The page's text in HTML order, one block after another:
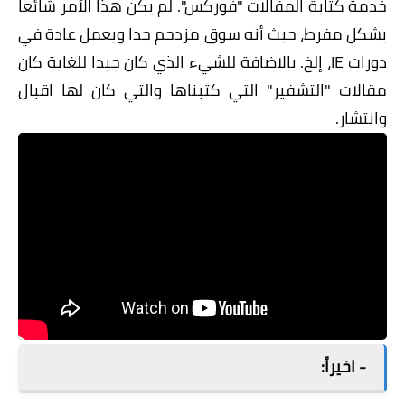
بشكل مفرط، حيث أنه سوق مزدحم جدا ويعمل عادة في
دورات IE، إلخ. بالاضافة للشيء الذي كان جيدا للغاية كان
مقالات "التشفير" التي كتبناها والتي كان لها اقبال
وانتشار.
- اخيراً: